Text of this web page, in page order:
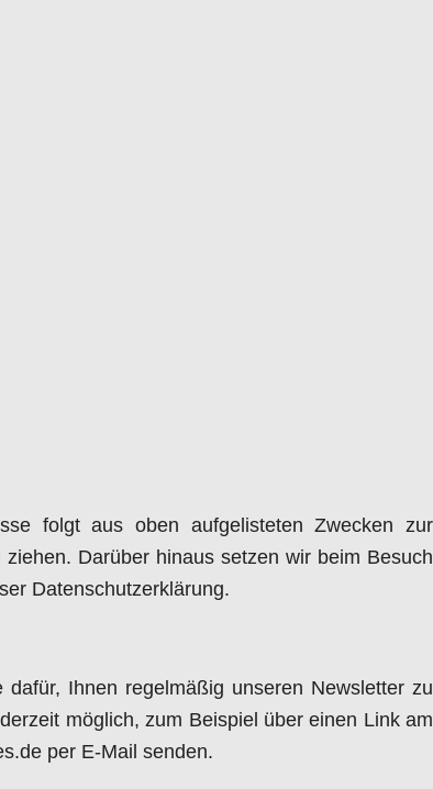
folgt aus oben aufgelisteten Zwecken zur
Darüber hinaus setzen wir beim Besuch
Datenschutzerklärung.
Ihnen regelmäßig unseren Newsletter zu
möglich, zum Beispiel über einen Link am
per E-Mail senden.